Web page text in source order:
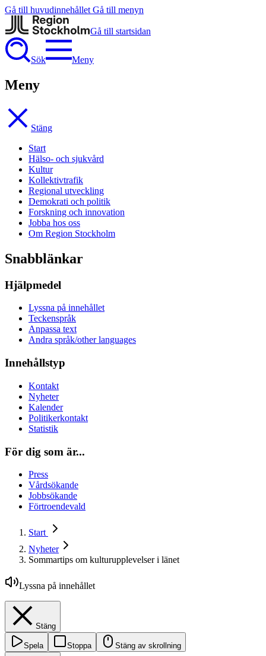
Gå till huvudinnehållet Gå till menyn
Gå till startsidan
Sök Meny
Meny
Stäng
Start
Hälso- och sjukvård
Kultur
Kollektivtrafik
Regional utveckling
Demokrati och politik
Forskning och innovation
Jobba hos oss
Om Region Stockholm
Snabblänkar
Hjälpmedel
Lyssna på innehållet
Teckenspråk
Anpassa text
Andra språk/other languages
Innehållstyp
Kontakt
Nyheter
Kalender
Politikerkontakt
Statistik
För dig som är...
Press
Vårdsökande
Jobbsökande
Förtroendevald
Start
Nyheter
Sommartips om kulturupplevelser i länet
Lyssna på innehållet
Stäng
Spela Stoppa Stäng av skrollning